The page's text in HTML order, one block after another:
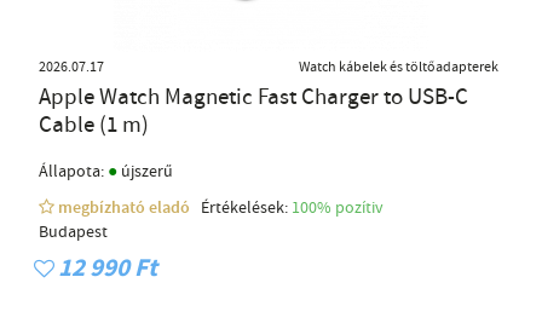
2026.07.17 Watch kábelek és töltőadapterek
Apple Watch Magnetic Fast Charger to USB-C
Cable (1 m)
Állapota: ● újszerű
megbízható eladó
Értékelések: 100% pozítiv
Budapest
12 990 Ft